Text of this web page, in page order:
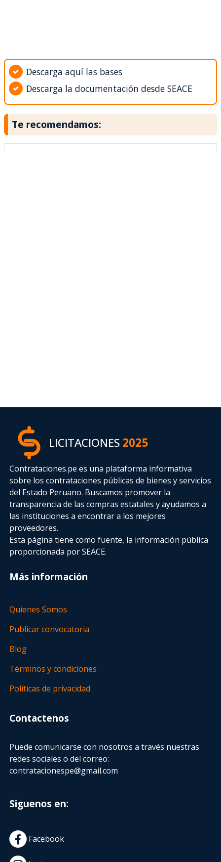
Descarga aquí las bases
Descarga la documentación desde SEACE
Te recomendamos:
LICITACIONES2025
Contrataciones.pe es una plataforma informativa
sobre los contrataciones públicas de bienes y servicios
del Estado Peruano. Buscamos promover la
transparencia de las compras estatalesy ayudamos a
las instituciones a encontrar a los mejores
proveedores.
Esta página tiene como fuente, la información pública
proporcionada por SEACE.
Más información
Quienes Somos
Publicar convocatoria
Blog
Términos y condiciones
Políticas de privacidad
Contactenos
Puede comunicarse con nosotros a través nuestras
redes sociales o del correo:
contratacionespe@gmail.com
Siguenos en:
Facebook